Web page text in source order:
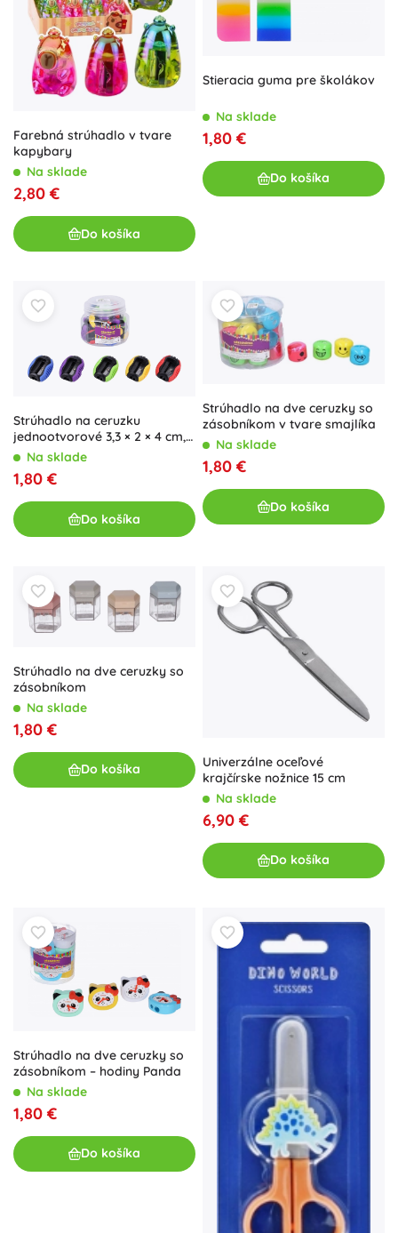
Farebná strúhadlo v tvare
kapybary
Na sklade
2,80 €
Do košíka
Stieracia guma pre školákov
Na sklade
1,80 €
Do košíka
Strúhadlo na ceruzku
jednootvorové 3,3 × 2 × 4 cm,
mix farieb
Na sklade
1,80 €
Do košíka
Strúhadlo na dve ceruzky so
zásobníkom v tvare smajlíka
Na sklade
1,80 €
Do košíka
Strúhadlo na dve ceruzky so
zásobníkom
Na sklade
1,80 €
Do košíka
Univerzálne oceľové
krajčírske nožnice 15 cm
Na sklade
6,90 €
Do košíka
Strúhadlo na dve ceruzky so
zásobníkom – hodiny Panda
Na sklade
1,80 €
Do košíka